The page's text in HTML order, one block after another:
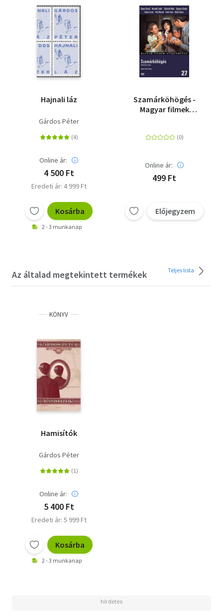
Hajnali láz
Gárdos Péter
Online ár:
4 500 Ft
Eredeti ár: 4 999 Ft
Kosárba
2 - 3 munkanap
Szamárköhögés -
Magyar filmek
Online ár:
499 Ft
Előjegyzem
Az általad megtekintett termékek Teljes lista
KÖNYV
Hamisítók
Gárdos Péter
Online ár:
5 400 Ft
Eredeti ár: 5 999 Ft
Kosárba
2 - 3 munkanap